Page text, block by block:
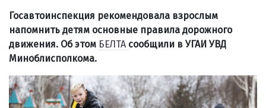
Госавтоинспекция рекомендовала взрослым
напомнить детям основные правила дорожного
движения. Об этом БЕЛТА сообщили в УГАИ УВД
Миноблисполкома.